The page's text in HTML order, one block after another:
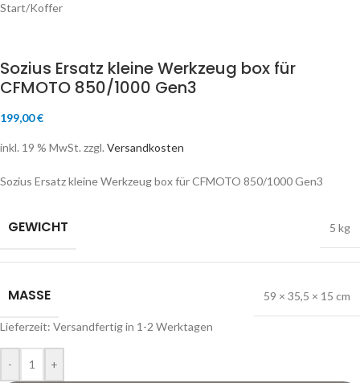
Start/Koffer
Sozius Ersatz kleine Werkzeug box für
CFMOTO 850/1000 Gen3
199,00€
inkl. 19 % MwSt.zzgl.Versandkosten
Sozius Ersatz kleine Werkzeug box für CFMOTO 850/1000 Gen3
GEWICHT 5 kg
MASSE 59 × 35,5 × 15 cm
Lieferzeit: Versandfertig in 1-2 Werktagen
- +